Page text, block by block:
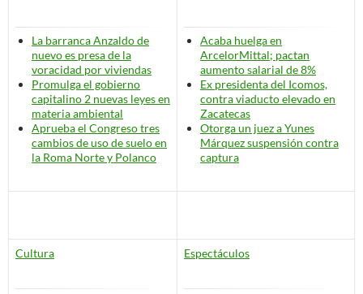
La barranca Anzaldo de
nuevo es presa de la
voracidad por viviendas
Promulga el gobierno
capitalino 2 nuevas leyes en
materia ambiental
Aprueba el Congreso tres
cambios de uso de suelo en
la Roma Norte y Polanco
Acaba huelga en
ArcelorMittal; pactan
aumento salarial de 8%
Ex presidenta del Icomos,
contra viaducto elevado en
Zacatecas
Otorga un juez a Yunes
Márquez suspensión contra
captura
Cultura Espectáculos